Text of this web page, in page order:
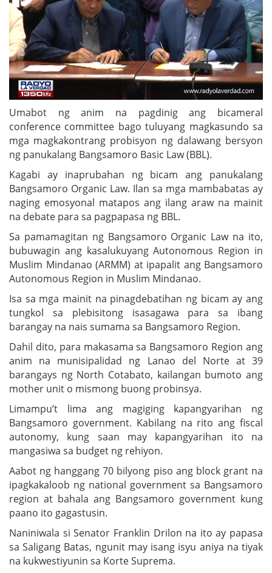
Umabot ng anim na pagdinig ang bicameral
conference committee bago tuluyang magkasundo sa
mga magkakontrang probisyon ng dalawang bersyon
ng panukalang Bangsamoro Basic Law (BBL).
Kagabi ay inaprubahan ng bicam ang panukalang
Bangsamoro Organic Law. Ilan sa mga mambabatas ay
naging emosyonal matapos ang ilang araw na mainit
na debate para sa pagpapasa ng BBL.
Sa pamamagitan ng Bangsamoro Organic Law na ito,
bubuwagin ang kasalukuyang Autonomous Region in
Muslim Mindanao (ARMM) at ipapalit ang Bangsamoro
Autonomous Region in Muslim Mindanao.
Isa sa mga mainit na pinagdebatihan ng bicam ay ang
tungkol sa plebisitong isasagawa para sa ibang
barangay na nais sumama sa Bangsamoro Region.
Dahil dito, para makasama sa Bangsamoro Region ang
anim na munisipalidad ng Lanao del Norte at 39
barangays ng North Cotabato, kailangan bumoto ang
mother unit o mismong buong probinsya.
Limampu’t lima ang magiging kapangyarihan ng
Bangsamoro government. Kabilang na rito ang fiscal
autonomy, kung saan may kapangyarihan ito na
mangasiwa sa budget ng rehiyon.
Aabot ng hanggang 70 bilyong piso ang block grant na
ipagkakaloob ng national government sa Bangsamoro
region at bahala ang Bangsamoro government kung
paano ito gagastusin.
Naniniwala si Senator Franklin Drilon na ito ay papasa
sa Saligang Batas, ngunit may isang isyu aniya na tiyak
na kukwestiyunin sa Korte Suprema.